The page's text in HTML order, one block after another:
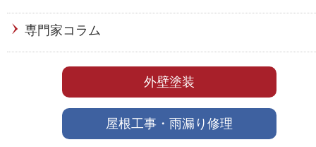
専門家コラム
外壁塗装
屋根工事・雨漏り修理